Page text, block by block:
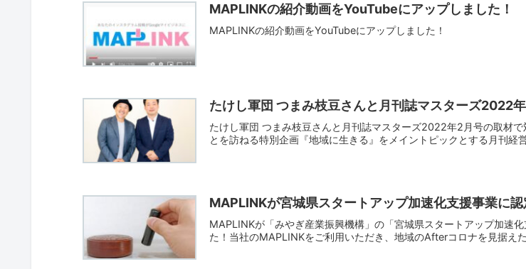
MAPLINKの紹介動画をYouTubeにアップしました！
MAPLINKの紹介動画をYouTubeにアップしました！
たけし軍団 つまみ枝豆さんと月刊誌マスターズ2022
たけし軍団 つまみ枝豆さんと月刊誌マスターズ2022年2月号の取材
とを訪ねる特別企画『地域に生きる』をメイントピックとする月刊経
MAPLINKが宮城県スタートアップ加速化支援事業に認
MAPLINKが「みやぎ産業振興機構」の「宮城県スタートアップ加速
た！当社のMAPLINKをご利用いただき、地域のAfterコロナを見据え